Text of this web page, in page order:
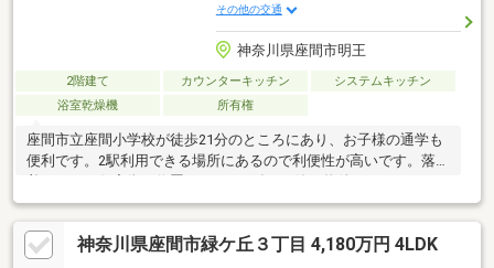
その他の交通
神奈川県座間市明王
2階建て カウンターキッチン
システムキッチン
浴室乾燥機
所有権
座間市立座間小学校が徒歩21分のところにあり、お子様の通学も
便利です。2駅利用できる場所にあるので利便性が高いです。落ち
神奈川県座間市緑ケ丘３丁目 4,180万円 4LDK